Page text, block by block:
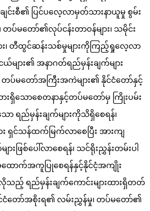
ျင်းစီ၏ ပြင်ပလေ့လာမှတ်သားနာယူမှု စွမ်း
ပ်မတော်၏လုပ်ငန်းတာဝန်များ၊ သမိုင်း
း၊ တီထွင်ဆန်းသစ်မှုများကိုကြည့်ရှုလေ့လာ
ငယ်များ၏ အနာဂတ်ရည်မှန်းချက်များ
တပ်မတော်အကြီးအကဲများ၏ နိုင်ငံတော်နှင့်
းရှိသောစေတနာနှင့်တပ်မတော်မှ ကြိုးပမ်း
ရည်မှန်းချက်များကိုသိရှိစေရန်၊
း ရှင်သန်ထက်မြက်လာစေပြီး အားကျ
ြစ်ပေါ်လာစေရန်၊ သင်ရိုးညွှန်းတမ်းပါ
ထောက်အကူပြုစေရန်နှင့်နိုင်ငံ့အကျိုး
ည့် ရည်မှန်းချက်ကောင်းများထားရှိတတ်
တော်အစိုးရ၏ လမ်းညွှန်မှု၊ တပ်မတော်၏